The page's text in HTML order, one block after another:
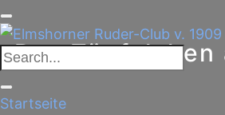
Startseite
Das Tüpfelchen